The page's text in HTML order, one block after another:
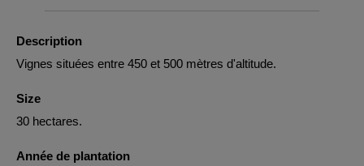
Description
Vignes situées entre 450 et 500 mètres d'altitude.
Size
30 hectares.
Année de plantation